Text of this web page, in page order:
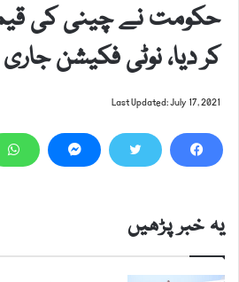
حکومت نے چینی کی
کر دیا، نوٹی فکیشن جاری
Last Updated: July 17, 2021
یہ خبر پڑھیں